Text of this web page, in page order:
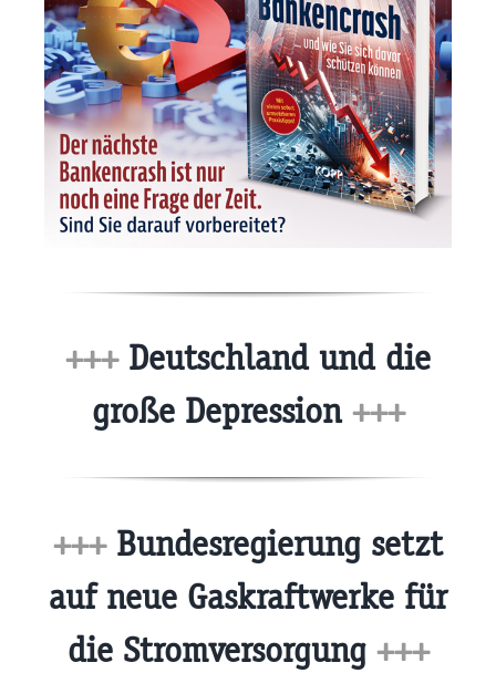
+++Deutschland und die
große Depression +++
+++Bundesregierung setzt
auf neue Gaskraftwerke für
die Stromversorgung +++